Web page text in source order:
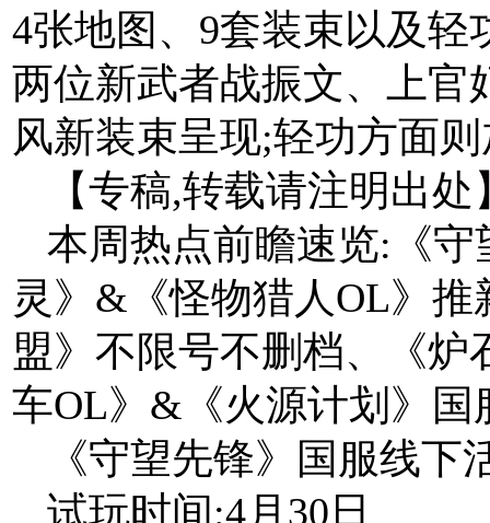
4张地图、9套装束以及
两位新武者战振文、上官
风新装束呈现;轻功方面
【专稿,转载请注明出处
本周热点前瞻速览:《
灵》&《怪物猎人OL》
盟》不限号不删档、《
车OL》&《火源计划》国
《守望先锋》国服线下
试玩时间:4月30日